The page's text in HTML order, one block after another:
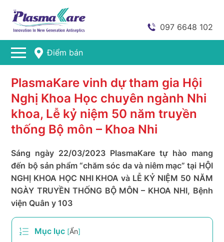
097 6648 102
Điểm bán
PlasmaKare vinh dự tham gia Hội
Nghị Khoa Học chuyên ngành Nhi
khoa, Lễ kỷ niệm 50 năm truyền
thống Bộ môn – Khoa Nhi
Sáng ngày 22/03/2023 PlasmaKare tự hào mang
đến bộ sản phẩm “chăm sóc da và niêm mạc” tại HỘI
NGHỊ KHOA HỌC NHI KHOA và LỄ KỶ NIỆM 50 NĂM
NGÀY TRUYỀN THỐNG BỘ MÔN – KHOA NHI, Bệnh
viện Quân y 103
Mục lục [Ẩn]